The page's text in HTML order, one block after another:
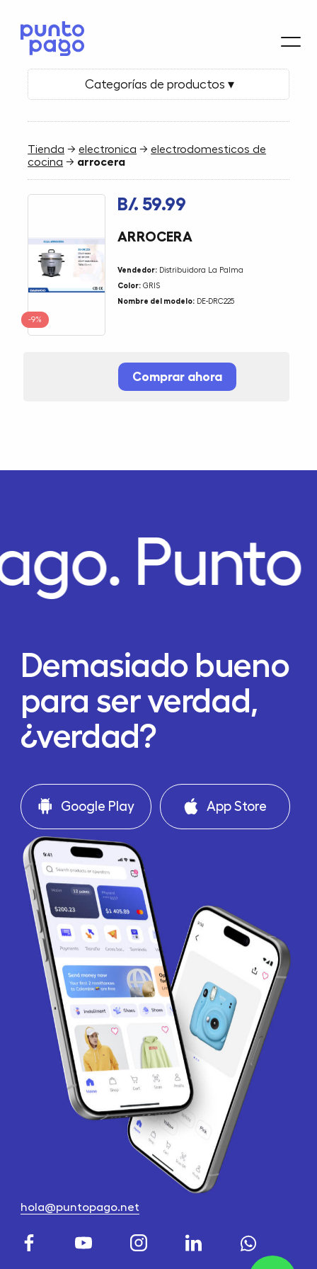
Categorías de productos ▾
Tienda →electronica →electrodomesticos de
cocina → arrocera
-9%
B/. 59.99
ARROCERA
Vendedor: Distribuidora La Palma
Color: GRIS
Nombre del modelo: DE-DRC225
Comprar ahora
Demasiado bueno
para ser verdad,
¿verdad?
Google Play App Store
hola@puntopago.net